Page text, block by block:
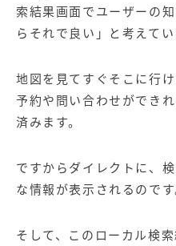
索結果画面でユーザーの
らそれで良い」と考えてい
地図を見てすぐそこに行
予約や問い合わせができ
済みます。
ですからダイレクトに、
な情報が表示されるのです
そして、このローカル検